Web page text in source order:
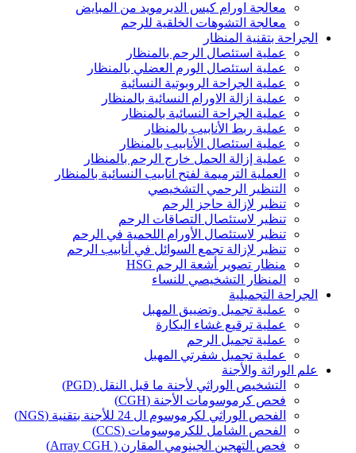
معالجة اورام كيس الديرمويد من المبايض
معالجة التشوهات الخلقية للرحم
الجراحة بتقنية المنظار
عملية استئصال الرحم بالمنظار
عملية استئصال الورم العضلي بالمنظار
عملية الجراحة الروبوتية النسائية
عملية ازالة الاورام النسائية بالمنظار
عملية الجراحة النسائية بالمنظار
عملية ربط الأنابيب بالمنظار
عملية استئصال الأنابيب بالمنظار
عملية إزالة الحمل خارج الرحم بالمنظار
العملية الترميمة لفتح انابيب النسائية بالمنظار
التنظير الرحمي التشخيصي
تنظير لإزالة حاجز الرحم
تنظير لاستئصال التصاقات الرحم
تنظير لاستئصال الأورام اللحمية في الرحم
تنظير لإزالة تجمع السوائل في أنابيب الرحم
منظار تصوير أشعة الرحم HSG
المنظار التشخيصي للنساء
الجراحة التجميلية
عملية تجميل وتضييق المهبل
عملية ترقيع غشاء البكارة
عملية تجميل الرحم
عملية تجميل شفرتي المهبل
علم الوراثة والأجنة
التشخيص الوراثي لأجنة ما قبل النقل (PGD)
فحص كرموسومات الأجنة (CGH)
الفحص الوراثي لكرموسوم ال 24 للأجنة بتقنية (NGS)
الفحص الشامل للكرموسومات (CCS)
فحص التهجين الجينومي المقارن ( Array CGH)